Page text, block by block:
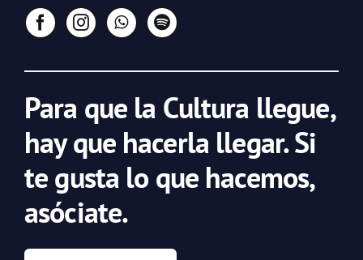
Para que la Cultura llegue,
hay que hacerla llegar. Si
te gusta lo que hacemos,
asóciate.